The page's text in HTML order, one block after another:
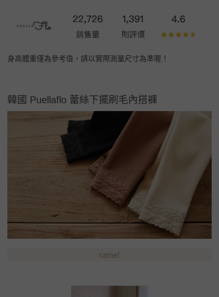
身高體重僅為參考值，請以實際測量尺寸為準喔！
韓國 Puellaflo 蕾絲下擺刷毛內搭褲